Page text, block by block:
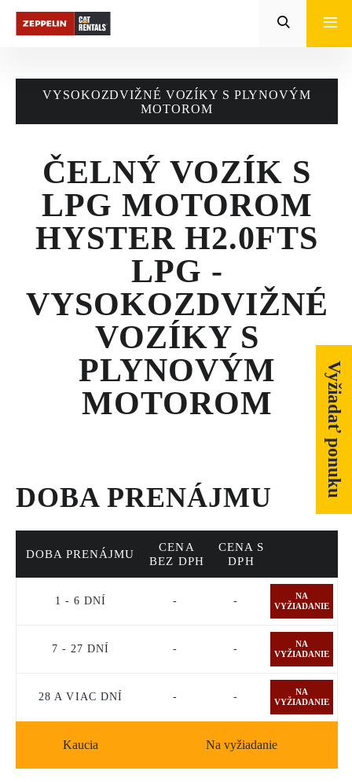
MALÁ MECHANIZÁCIA
ENERGETICKÉ SYSTÉMY
TRACTO
POŽIČOVŇA
POUŽITÉ STROJE
SERVIS A NÁHRADNÉ DIELY
PART.CAT.COM
O NÁS
TLAČOVÉ CENTRUM
Z SHOP
KARIÉRA
Vyžiadať ponuku
VYSOKOZDVIŽNÉ VOZÍKY S PLYNOVÝM
MOTOROM
ČELNÝ VOZÍK S
LPG MOTOROM
HYSTER H2.0FTS
LPG -
VYSOKOZDVIŽNÉ
VOZÍKY S
PLYNOVÝM
MOTOROM
DOBA PRENÁJMU
DOBA PRENÁJMU
CENA
BEZ DPH
CENA S
DPH
1 - 6 DNÍ - -
NA
VYŽIADANIE
7 - 27 DNÍ - -
NA
VYŽIADANIE
28 A VIAC DNÍ - -
NA
VYŽIADANIE
Kaucia Na vyžiadanie